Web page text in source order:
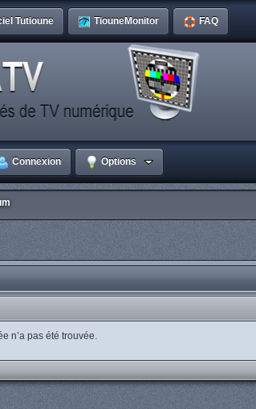
Tutioune TiouneMonitor FAQ
Connexion Options
n’a pas été trouvée.